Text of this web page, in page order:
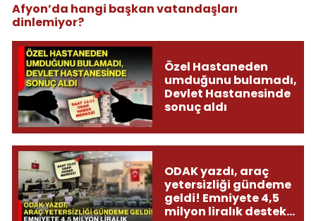
Afyon’da hangi başkan vatandaşları
dinlemiyor?
Özel Hastaneden
umduğunu bulamadı,
Devlet Hastanesinde
sonuç aldı
ODAK yazdı, araç
yetersizliği gündeme
geldi! Emniyete 4,5
milyon liralık destek